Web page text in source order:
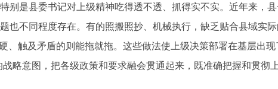
别是县委书记对上级精神吃得透不透、抓得实不实。近年来，
也不同程度存在。有的照搬照抄、机械执行，缺乏贴合县域实
、触及矛盾的则能拖就拖。这些做法使上级决策部署在基层出现
略意图，把各级政策和要求融会贯通起来，既准确把握和贯彻